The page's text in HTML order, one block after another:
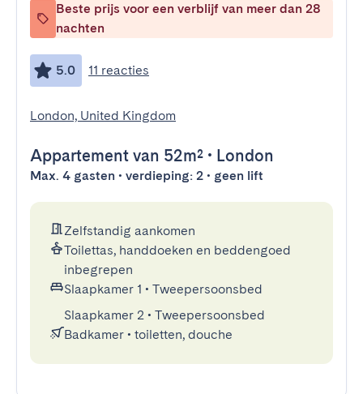
Beste prijs voor een verblijf van meer dan 28
nachten
5.0 11 reacties
London, United Kingdom
Appartement van 52m² • London
Max. 4 gasten • verdieping: 2 • geen lift
Zelfstandig aankomen
Toilettas, handdoeken en beddengoed
inbegrepen
Slaapkamer 1 • Tweepersoonsbed
Slaapkamer 2 • Tweepersoonsbed
Badkamer • toiletten, douche